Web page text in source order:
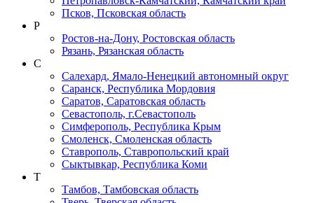
Псков, Псковская область
Р
Ростов-на-Дону, Ростовская область
Рязань, Рязанская область
С
Салехард, Ямало-Ненецкий автономный округ
Саранск, Республика Мордовия
Саратов, Саратовская область
Севастополь, г.Севастополь
Симферополь, Республика Крым
Смоленск, Смоленская область
Ставрополь, Ставропольский край
Сыктывкар, Республика Коми
Т
Тамбов, Тамбовская область